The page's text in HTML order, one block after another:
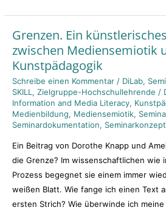
Grenzen. Ein
zwischen Mediensemiotik
Kunstpädagogik
Schreibe einen Kommentar / DiLab,
SKILL,Zielgruppe-Hochschullehrende /
Information and Media Literacy,
Medienbildung, Mediensemiotik,
Seminardokumentation, Seminarkonzept
Ein Beitrag von Dorothe Knapp und
die Grenze? Im wissenschaftlichen wie
Prozess begegnet sie einem immer
weißen Blatt. Wie fange ich einen Text
ersten Strich? Wie überwinde ich
Grenzen.
Ein
künstlerisches
Projektseminar
zwischen
Mediensemiotik
und